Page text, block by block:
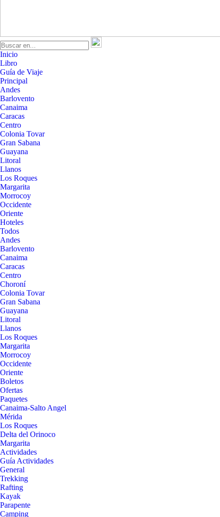
Inicio
Libro
Guía de Viaje
Principal
Andes
Barlovento
Canaima
Caracas
Centro
Colonia Tovar
Gran Sabana
Guayana
Litoral
Llanos
Los Roques
Margarita
Morrocoy
Occidente
Oriente
Hoteles
Todos
Andes
Barlovento
Canaima
Caracas
Centro
Choroní
Colonia Tovar
Gran Sabana
Guayana
Litoral
Llanos
Los Roques
Margarita
Morrocoy
Occidente
Oriente
Boletos
Ofertas
Paquetes
Canaima-Salto Angel
Mérida
Los Roques
Delta del Orinoco
Margarita
Actividades
Guía Actividades
General
Trekking
Rafting
Kayak
Parapente
Camping